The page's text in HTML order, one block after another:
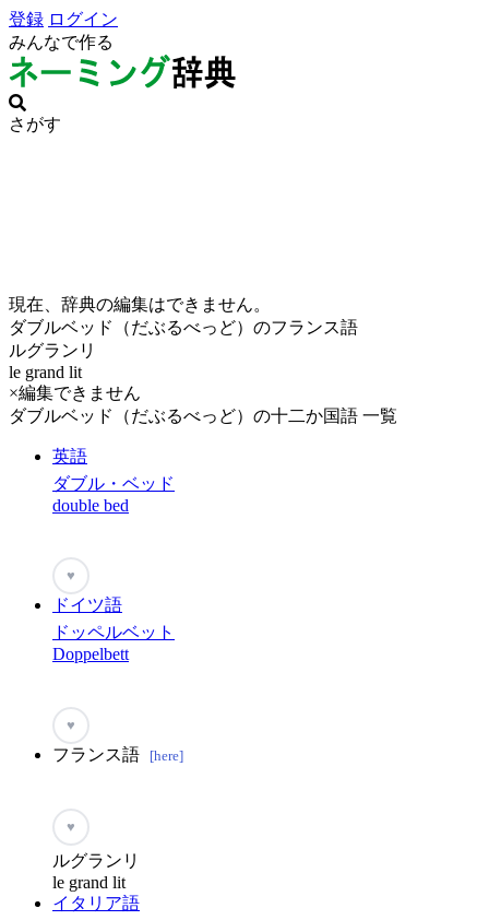
登録 ログイン
みんなで作る
さがす
現在、辞典の編集はできません。
ダブルベッド（だぶるべっど）のフランス語
ルグランリ
le grand lit
×編集できません
ダブルベッド（だぶるべっど）の十二か国語 一覧
英語
ダブル・ベッド
double bed
♥
ドイツ語
ドッペルベット
Doppelbett
♥
フランス語 [here]
♥
ルグランリ
le grand lit
イタリア語